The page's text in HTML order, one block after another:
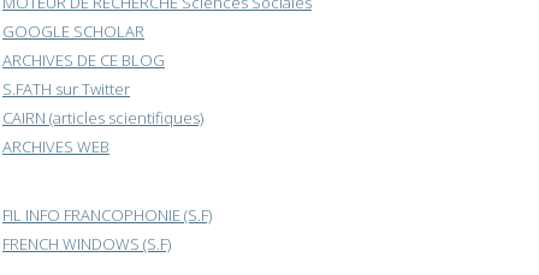
GOOGLE SCHOLAR
ARCHIVES DE CE BLOG
S.FATH sur Twitter
CAIRN (articles scientifiques)
ARCHIVES WEB
FIL INFO FRANCOPHONIE (S.F)
FRENCH WINDOWS (S.F)